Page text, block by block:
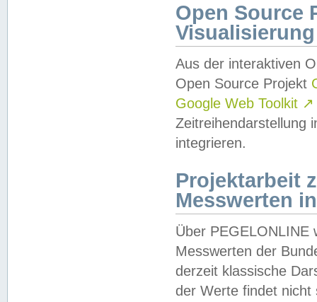
Open Source
Visualisierung
Aus der interaktiven
Open Source Projekt
Google Web Toolkit ↗
Zeitreihendarstellung
integrieren.
Projektarbeit
Messwerten
Über PEGELONLINE
Messwerten der
derzeit klassische
der Werte findet